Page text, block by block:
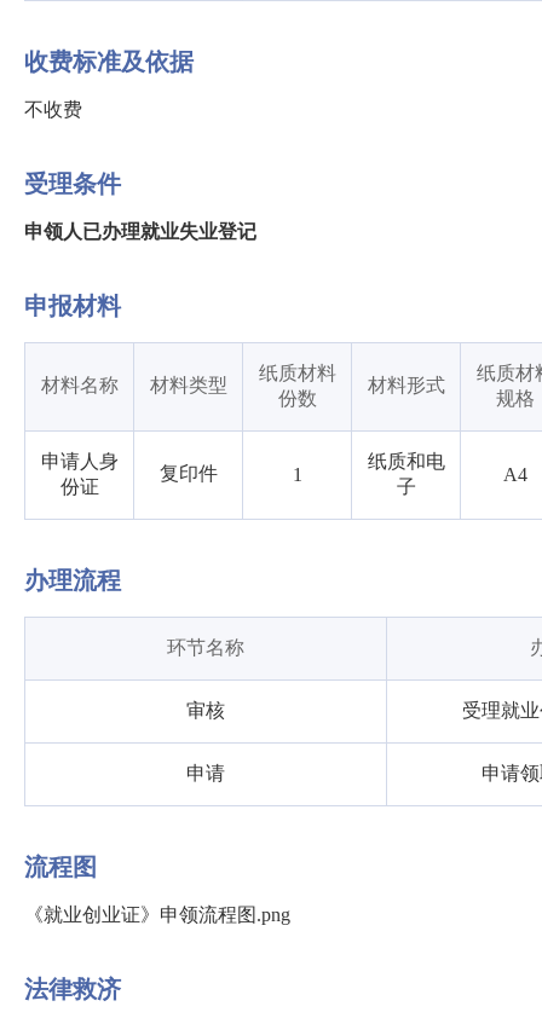
收费标准及依据
不收费
受理条件
申领人已办理就业失业登记
申报材料
材料名称 材料类型
纸质材料
份数
材料形式
纸质材
规格
申请人身
份证
复印件 1
纸质和电
子
A4
办理流程
环节名称
审核 受理就
申请 申请
流程图
《就业创业证》申领流程图.png
法律救济